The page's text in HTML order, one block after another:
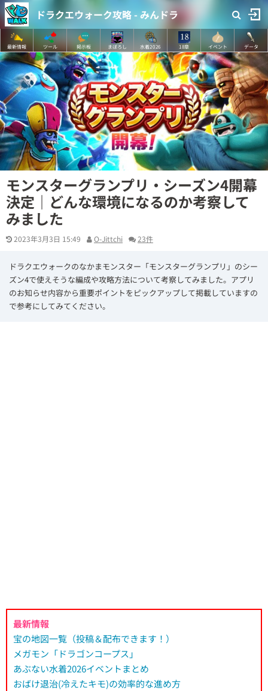
ドラクエウォーク攻略 - みんドラ
最新情報 ツール 掲示板 まぼろし 水着2026 18章 イベント データ
モンスターグランプリ・シーズン4開幕
決定｜どんな環境になるのか考察して
みました
2023年3月3日 15:49 O-Jittchi 23件
ドラクエウォークのなかまモンスター「モンスターグランプリ」のシー
ズン4で使えそうな編成や攻略方法について考察してみました。アプリ
のお知らせ内容から重要ポイントをピックアップして掲載していますの
で参考にしてみてください。
最新情報
宝の地図一覧（投稿＆配布できます！）
メガモン「ドラゴンコープス」
あぶない水着2026イベントまとめ
おばけ退治(冷えたキモ)の効率的な進め方